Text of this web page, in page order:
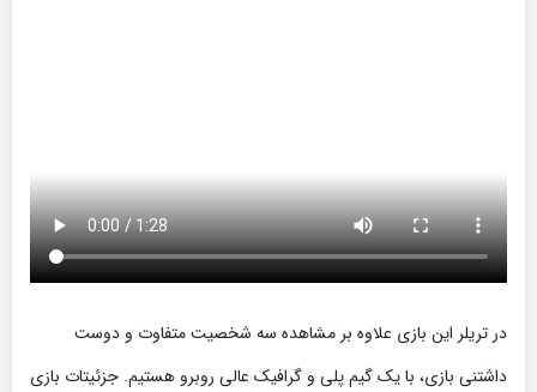
در تریلر این بازی علاوه بر مشاهده سه شخصیت متفاوت و دوست
داشتنی بازی، با یک گیم پلی و گرافیک عالی روبرو هستیم. جزئیتات بازی